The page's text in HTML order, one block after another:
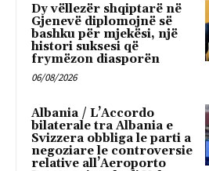
Dy vëllezër shqiptarë në
Gjenevë diplomojnë së
bashku për mjekësi, një
histori suksesi që
frymëzon diasporën
06/08/2026
Albania / L’Accordo
bilaterale tra Albania e
Svizzera obbliga le parti a
negoziare le controversie
relative all’Aeroporto